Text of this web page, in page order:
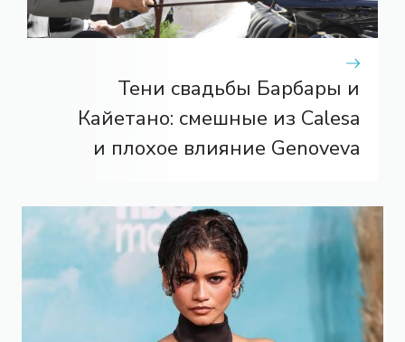
Тени свадьбы Барбары и
Кайетано: смешные из Calesa
и плохое влияние Genoveva